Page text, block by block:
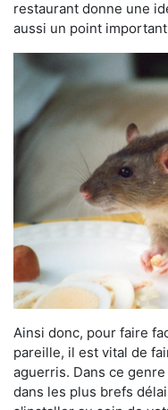
restaurant donne une
aussi un point
Ainsi donc, pour faire
pareille, il est vital de
aguerris. Dans ce
dans les plus brefs